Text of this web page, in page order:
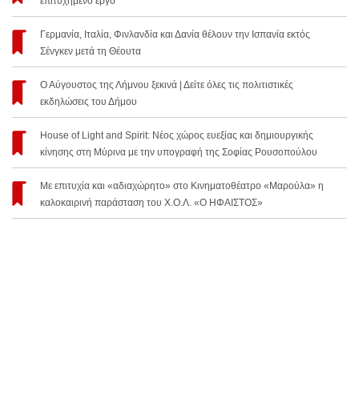
Γερμανία, Ιταλία, Φινλανδία και Δανία θέλουν την Ισπανία εκτός
Σένγκεν μετά τη Θέουτα
Ο Αύγουστος της Λήμνου ξεκινά | Δείτε όλες τις πολιτιστικές
εκδηλώσεις του Δήμου
House of Light and Spirit: Νέος χώρος ευεξίας και δημιουργικής
κίνησης στη Μύρινα με την υπογραφή της Σοφίας Ρουσοπούλου
Με επιτυχία και «αδιαχώρητο» στο Κινηματοθέατρο «Μαρούλα» η
καλοκαιρινή παράσταση του Χ.Ο.Λ. «Ο ΗΦΑΙΣΤΟΣ»